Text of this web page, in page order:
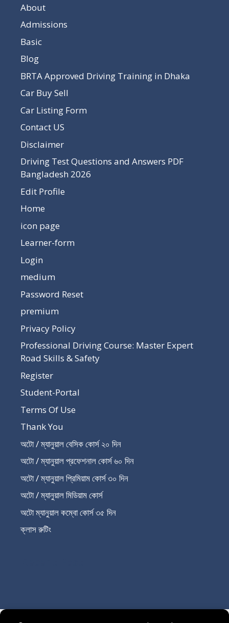
About
Admissions
Basic
Blog
BRTA Approved Driving Training in Dhaka
Car Buy Sell
Car Listing Form
Contact US
Disclaimer
Driving Test Questions and Answers PDF
Bangladesh 2026
Edit Profile
Home
icon page
Learner-form
Login
medium
Password Reset
premium
Privacy Policy
Professional Driving Course: Master Expert
Road Skills & Safety
Register
Student-Portal
Terms Of Use
Thank You
অটো / ম্যানুয়াল বেসিক কোর্স ২০ দিন
অটো / ম্যানুয়াল প্রফেশনাল কোর্স ৬০ দিন
অটো / ম্যানুয়াল প্রিমিয়াম কোর্স ৩০ দিন
অটো / ম্যানুয়াল মিডিয়াম কোর্স
অটো ম্যানুয়াল কম্বো কোর্স ৩৫ দিন
ক্লাস রুটিং